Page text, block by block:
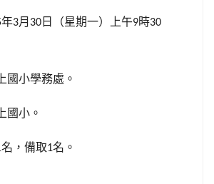
年3月 30 日（星期一）上午9時30
國小學務處。
國小。
名，備取1名。